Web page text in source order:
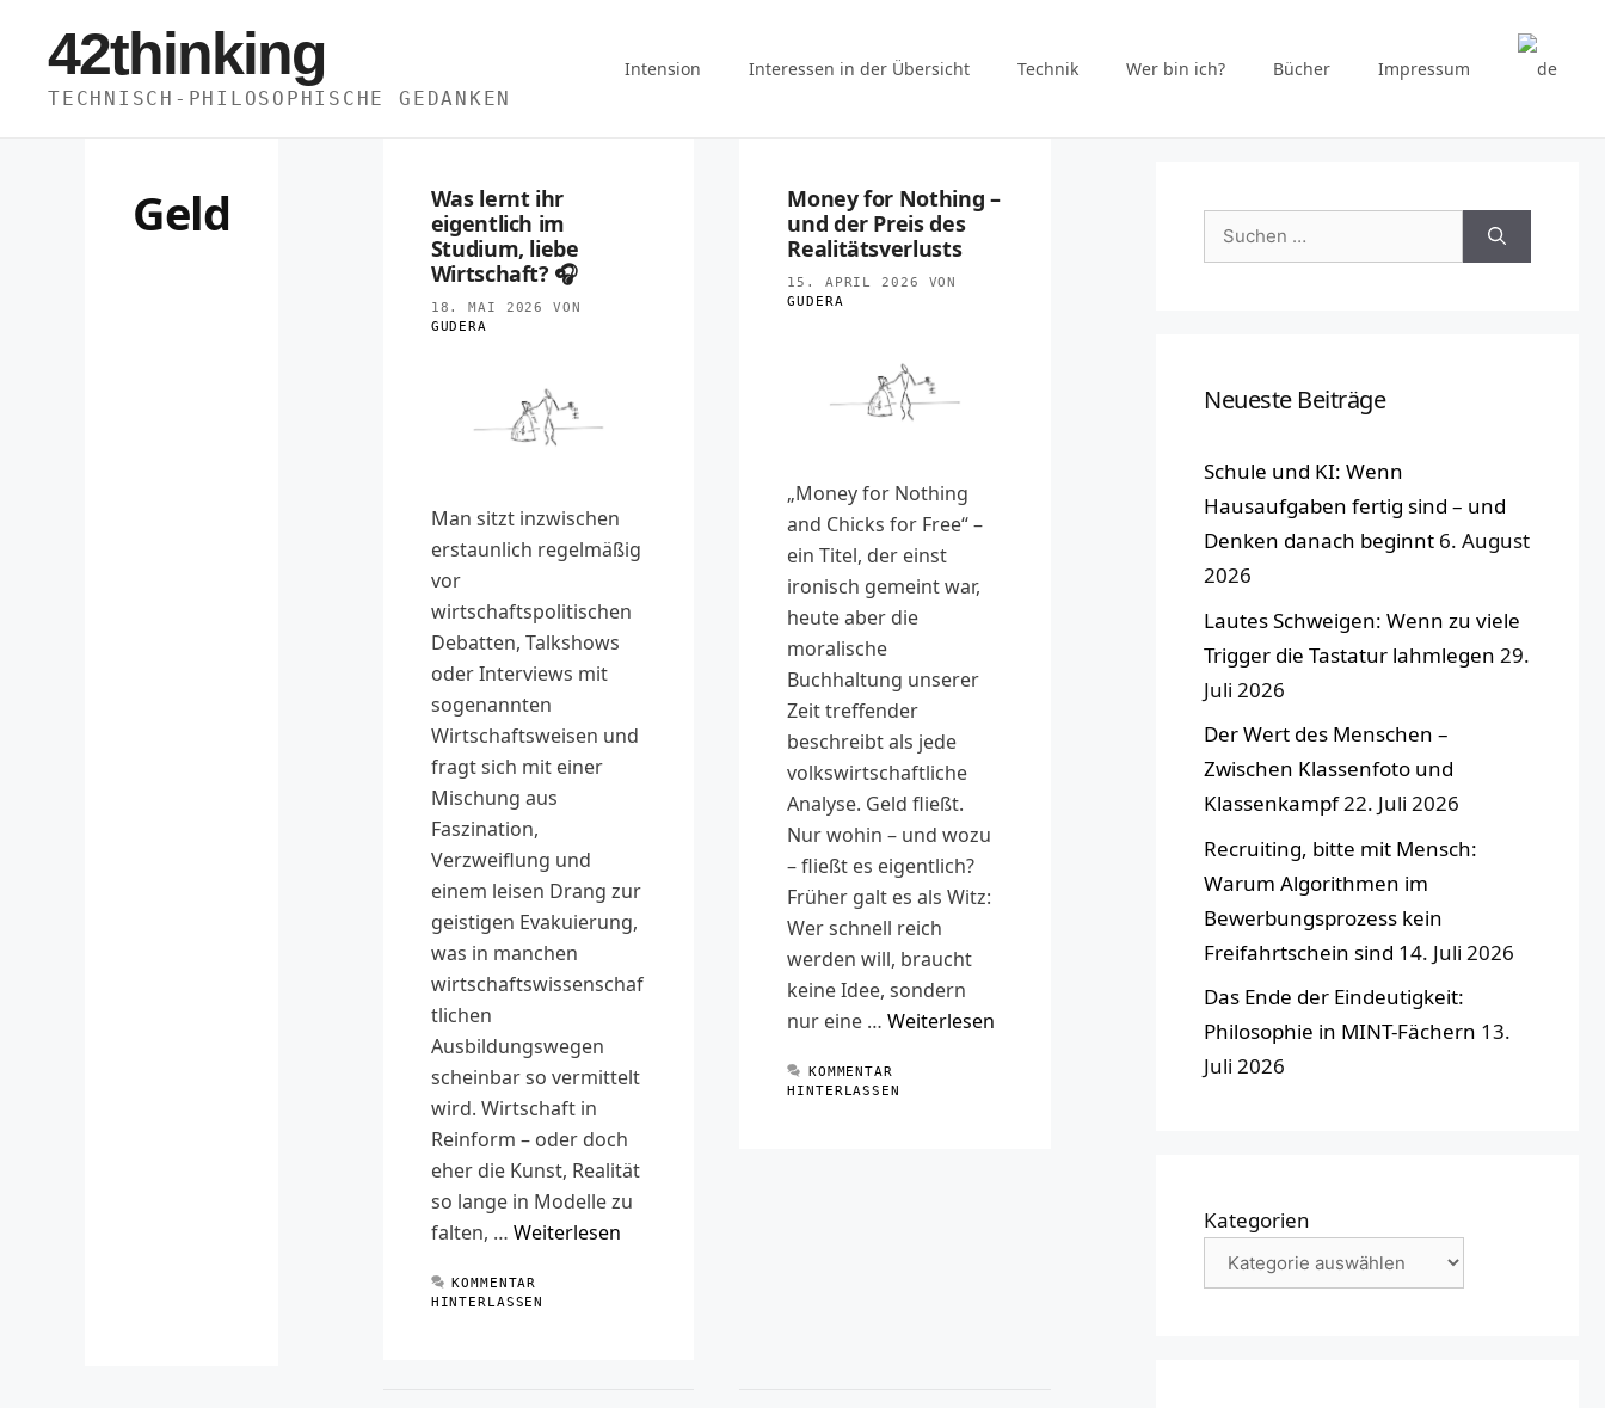
Inhalt
springen
42thinking
TECHNISCH-PHILOSOPHISCHE GEDANKEN
Intension Interessen in der Übersicht Technik Wer bin ich? Bücher Impressum
Geld
Was lernt ihr
eigentlich im
Studium, liebe
Wirtschaft? 🎧
18. MAI 2026
VON
GUDERA
Man sitzt inzwischen
erstaunlich regelmäßig
vor
wirtschaftspolitischen
Debatten, Talkshows
oder Interviews mit
sogenannten
Wirtschaftsweisen und
fragt sich mit einer
Mischung aus
Faszination,
Verzweiflung und
einem leisen Drang zur
geistigen Evakuierung,
was in manchen
wirtschaftswissenschaf
tlichen
Ausbildungswegen
scheinbar so vermittelt
wird. Wirtschaft in
Reinform – oder doch
eher die Kunst, Realität
so lange in Modelle zu
falten, … Weiterlesen
KOMMENTAR
HINTERLASSEN
Money for Nothing –
und der Preis des
Realitätsverlusts
15. APRIL 2026
VON
GUDERA
„Money for Nothing
and Chicks for Free“ –
ein Titel, der einst
ironisch gemeint war,
heute aber die
moralische
Buchhaltung unserer
Zeit treffender
beschreibt als jede
volkswirtschaftliche
Analyse. Geld fließt.
Nur wohin – und wozu
– fließt es eigentlich?
Früher galt es als Witz:
Wer schnell reich
werden will, braucht
keine Idee, sondern
nur eine …Weiterlesen
KOMMENTAR
HINTERLASSEN
Suchen
nach:
Neueste Beiträge
Schule und KI: Wenn
Hausaufgaben fertig sind – und
Denken danach beginnt 6. August
2026
Lautes Schweigen: Wenn zu viele
Trigger die Tastatur lahmlegen 29.
Juli 2026
Der Wert des Menschen –
Zwischen Klassenfoto und
Klassenkampf22. Juli 2026
Recruiting, bitte mit Mensch:
Warum Algorithmen im
Bewerbungsprozess kein
Freifahrtschein sind 14. Juli 2026
Das Ende der Eindeutigkeit:
Philosophie in MINT-Fächern 13.
Juli 2026
Kategorien